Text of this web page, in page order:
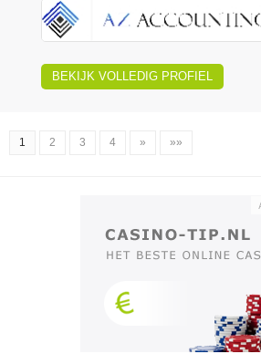
BEKIJK VOLLEDIG PROFIEL
1 2 3 4 » »»